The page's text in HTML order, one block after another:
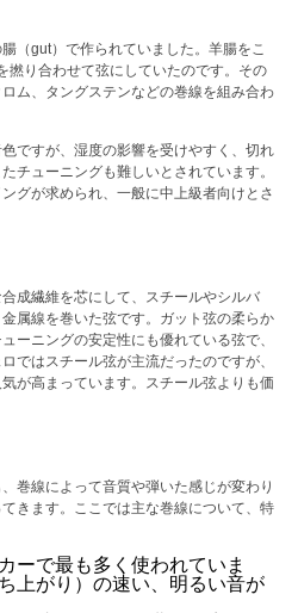
（gut）で作られていました。羊腸をこ
撚り合わせて弦にしていたのです。その
ム、タングステンなどの巻線を組み合わ
ですが、湿度の影響を受けやすく、切れ
チューニングも難しいとされています。
グが求められ、一般に中上級者向けとさ
成繊維を芯にして、スチールやシルバ
属線を巻いた弦です。ガット弦の柔らか
ーニングの安定性にも優れている弦で、
ではスチール弦が主流だったのですが、
が高まっています。スチール弦よりも価
巻線によって音質や弾いた感じが変わり
きます。ここでは主な巻線について、特
ーで最も多く使われていま
上がり）の速い、明るい音が